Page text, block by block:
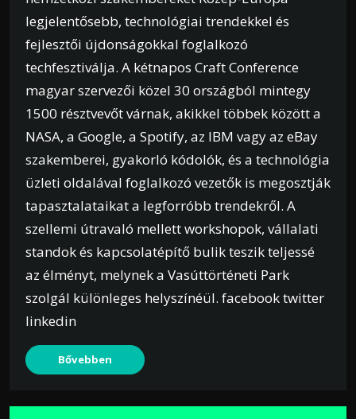
legjelentősebb, technológiai trendekkel és
fejlesztői újdonságokkal foglalkozó
techfesztiválja. A kétnapos Craft Conference
magyar szervezői közel 30 országból mintegy
1500 résztvevőt várnak, akikkel többek között a
NASA, a Google, a Spotify, az IBM vagy az eBay
szakemberei, gyakorló kódolók, és a technológia
üzleti oldalával foglalkozó vezetők is megosztják
tapasztalataikat a legforróbb trendekről. A
szellemi útravaló mellett workshopok, vállalati
standok és kapcsolatépítő bulik teszik teljessé
az élményt, melynek a Vasúttörténeti Park
szolgál különleges helyszínéül. facebook twitter
linkedin
Bővebben